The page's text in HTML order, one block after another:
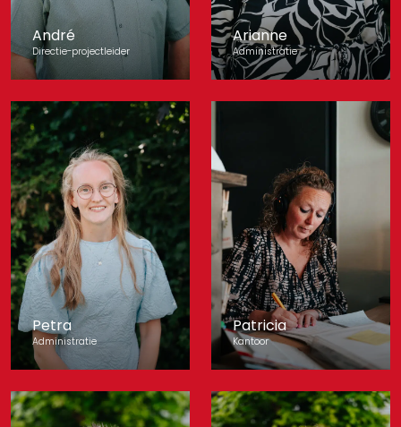
André
Directie-projectleider
Arianne
Administratie
Petra
Administratie
Patricia
Kantoor